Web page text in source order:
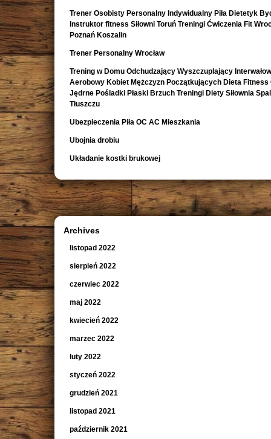
Trener Osobisty Personalny Indywidualny Piła Dietetyk
Instruktor fitness Siłowni Toruń Treningi Ćwiczenia Fit
Poznań Koszalin
Trener Personalny Wrocław
Trening w Domu Odchudzający Wyszczuplający
Aerobowy Kobiet Mężczyzn Początkujących Dieta Fitness
Jędrne Pośladki Płaski Brzuch Treningi Diety Siłownia
Tłuszczu
Ubezpieczenia Piła OC AC Mieszkania
Ubojnia drobiu
Układanie kostki brukowej
Archives
listopad 2022
sierpień 2022
czerwiec 2022
maj 2022
kwiecień 2022
marzec 2022
luty 2022
styczeń 2022
grudzień 2021
listopad 2021
październik 2021